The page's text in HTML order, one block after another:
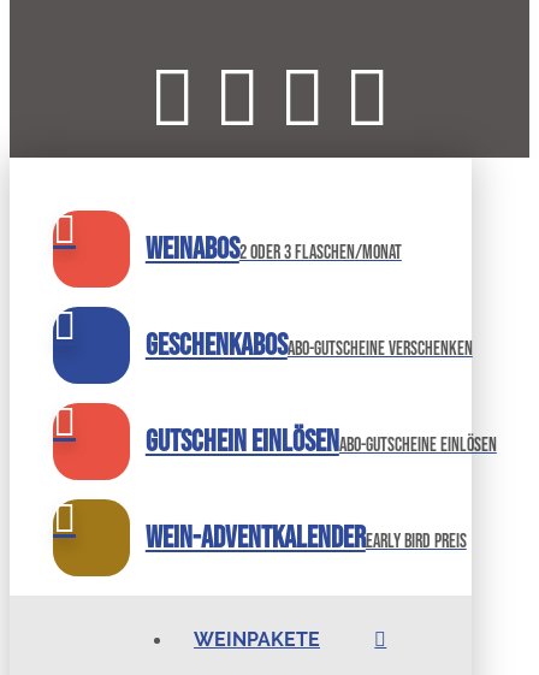
Weinabos2 oder 3 Flaschen/Monat
GeschenkabosAbo-Gutscheine verschenken
Gutschein einlösenabo-gutscheine einlösen
Wein-AdventkalenderEarly bird preis
WEINPAKETE